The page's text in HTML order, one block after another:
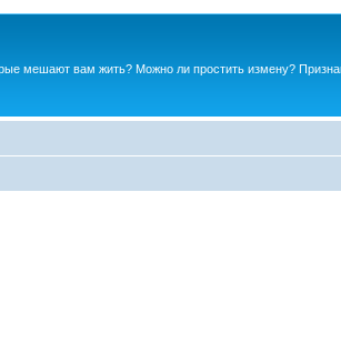
мешают вам жить? Можно ли простить измену?